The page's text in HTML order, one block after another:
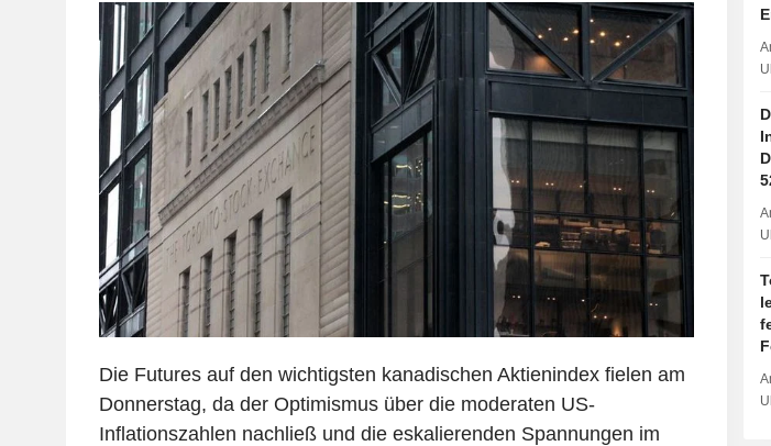
Die Futures auf den wichtigsten kanadischen Aktienindex fielen am
Donnerstag, da der Optimismus über die moderaten US-
Inflationszahlen nachließ und die eskalierenden Spannungen im